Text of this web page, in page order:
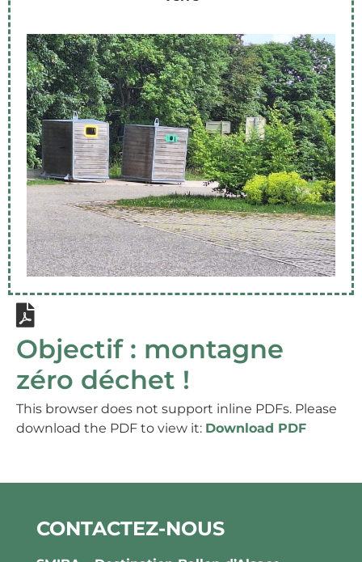
Objectif : montagne
zéro déchet !
This browser does not support inline PDFs. Please
download the PDF to view it: Download PDF
CONTACTEZ-NOUS